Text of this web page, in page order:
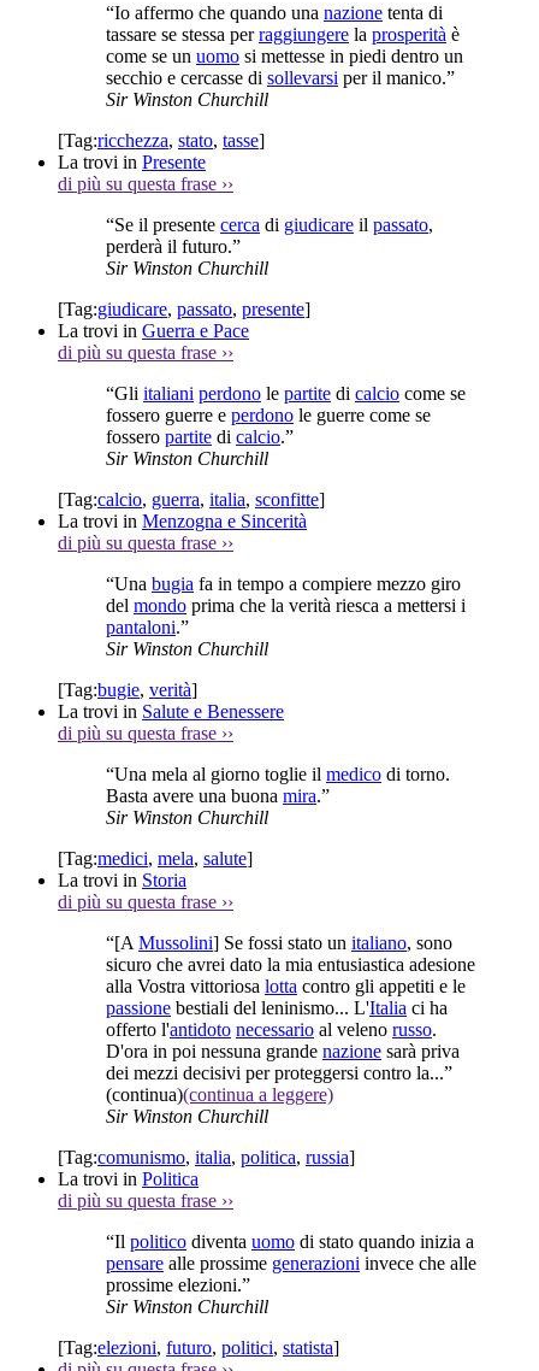
“Io affermo che quando una nazione tenta di
tassare se stessa perraggiungere la prosperità è
come se un uomo si mettesse in piedi dentro un
secchio e cercasse di sollevarsi per il manico.”
Sir Winston Churchill
[Tag:ricchezza, stato, tasse]
La trovi in Presente
di più su questa frase ››
“Se il presente cerca di giudicare il passato,
perderà il futuro.”
Sir Winston Churchill
[Tag:giudicare, passato, presente]
La trovi in Guerra e Pace
di più su questa frase ››
“Gli italiani perdono le partite di calcio come se
fossero guerre e perdono le guerre come se
fossero partite di calcio.”
Sir Winston Churchill
[Tag:calcio, guerra, italia, sconfitte]
La trovi in Menzogna e Sincerità
di più su questa frase ››
“Una bugia fa in tempo a compiere mezzo giro
del mondo prima che la verità riesca a mettersi i
pantaloni.”
Sir Winston Churchill
[Tag:bugie, verità]
La trovi in Salute e Benessere
di più su questa frase ››
“Una mela al giorno toglie il medico di torno.
Basta avere una buona mira.”
Sir Winston Churchill
[Tag:medici, mela, salute]
La trovi in Storia
di più su questa frase ››
“[A Mussolini] Se fossi stato un italiano, sono
sicuro che avrei dato la mia entusiastica adesione
alla Vostra vittoriosa lotta contro gli appetiti e le
passione bestiali del leninismo... L'Italia ci ha
offerto l'antidoto necessario al veleno russo.
D'ora in poi nessuna grande nazione sarà priva
dei mezzi decisivi per proteggersi contro la...”
(continua)(continua a leggere)
Sir Winston Churchill
[Tag:comunismo, italia, politica, russia]
La trovi in Politica
di più su questa frase ››
“Il politico diventa uomo di stato quando inizia a
pensare alle prossime generazioni invece che alle
prossime elezioni.”
Sir Winston Churchill
[Tag:elezioni, futuro, politici, statista]